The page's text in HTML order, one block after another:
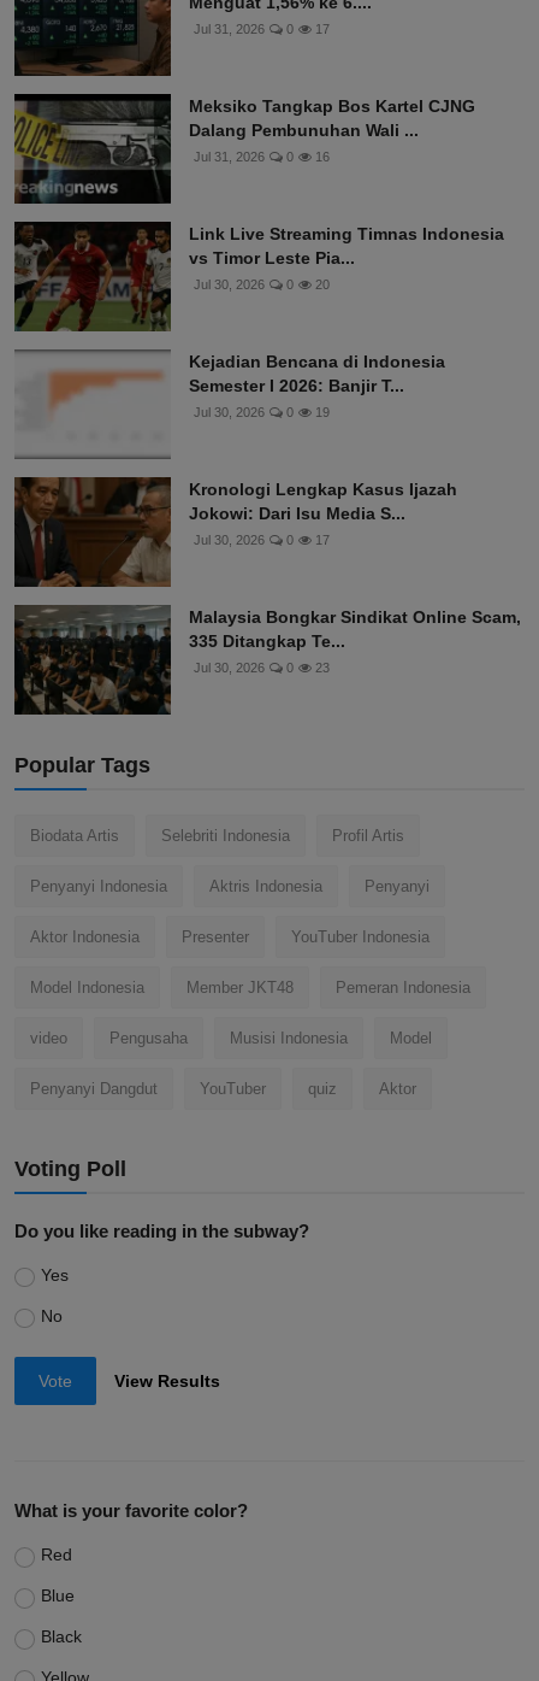
Jul 31, 2026 0 17
Meksiko Tangkap Bos Kartel CJNG
Dalang Pembunuhan Wali ...
Jul 31, 2026 0 16
Link Live Streaming Timnas Indonesia
vs Timor Leste Pia...
Jul 30, 2026 0 20
Kejadian Bencana di Indonesia
Semester I 2026: Banjir T...
Jul 30, 2026 0 19
Kronologi Lengkap Kasus Ijazah
Jokowi: Dari Isu Media S...
Jul 30, 2026 0 17
Malaysia Bongkar Sindikat Online Scam,
335 Ditangkap Te...
Jul 30, 2026 0 23
Popular Tags
Biodata Artis Selebriti Indonesia Profil Artis
Penyanyi Indonesia Aktris Indonesia Penyanyi
Aktor Indonesia Presenter YouTuber Indonesia
Model Indonesia Member JKT48 Pemeran Indonesia
video Pengusaha Musisi Indonesia Model
Penyanyi Dangdut YouTuber quiz Aktor
Voting Poll
Do you like reading in the subway?
Yes
No
Vote View Results
What is your favorite color?
Red
Blue
Black